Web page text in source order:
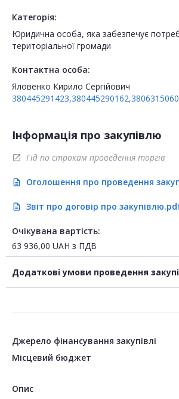
Категорія:
Юридична особа, яка забезпечує
територіальної громади
Контактна особа:
Яловенко Кирило Сергійович
Інформація про закупівлю
open_in_new Гід по строкам проведення торгів
description Оголошення про проведення
description Звіт про договір про
Очікувана вартість:
63 936,00 UAH з ПДВ
Додаткові умови проведення
Джерело фінансування закупівлі
Місцевий бюджет
Опис